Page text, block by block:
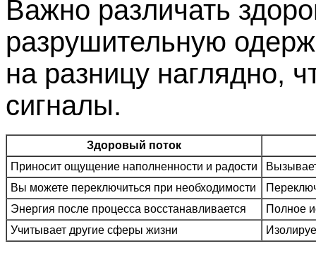
Важно различать
разрушительную
на разницу наглядно,
сигналы.
Здоровый поток
Приносит ощущение наполненности и радости
Вы можете переключиться при необходимости
Энергия после процесса восстанавливается
Полное
Учитывает другие сферы жизни